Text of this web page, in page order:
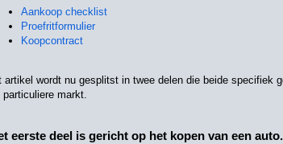
Aankoop checklist
Proefritformulier
Koopcontract
artikel wordt nu gesplitst in twee delen die beide specifiek
particuliere markt.
eerste deel is gericht op het kopen van een auto.